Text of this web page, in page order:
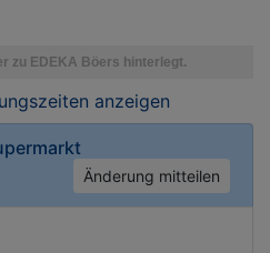
anzeigen
Änderung mitteilen